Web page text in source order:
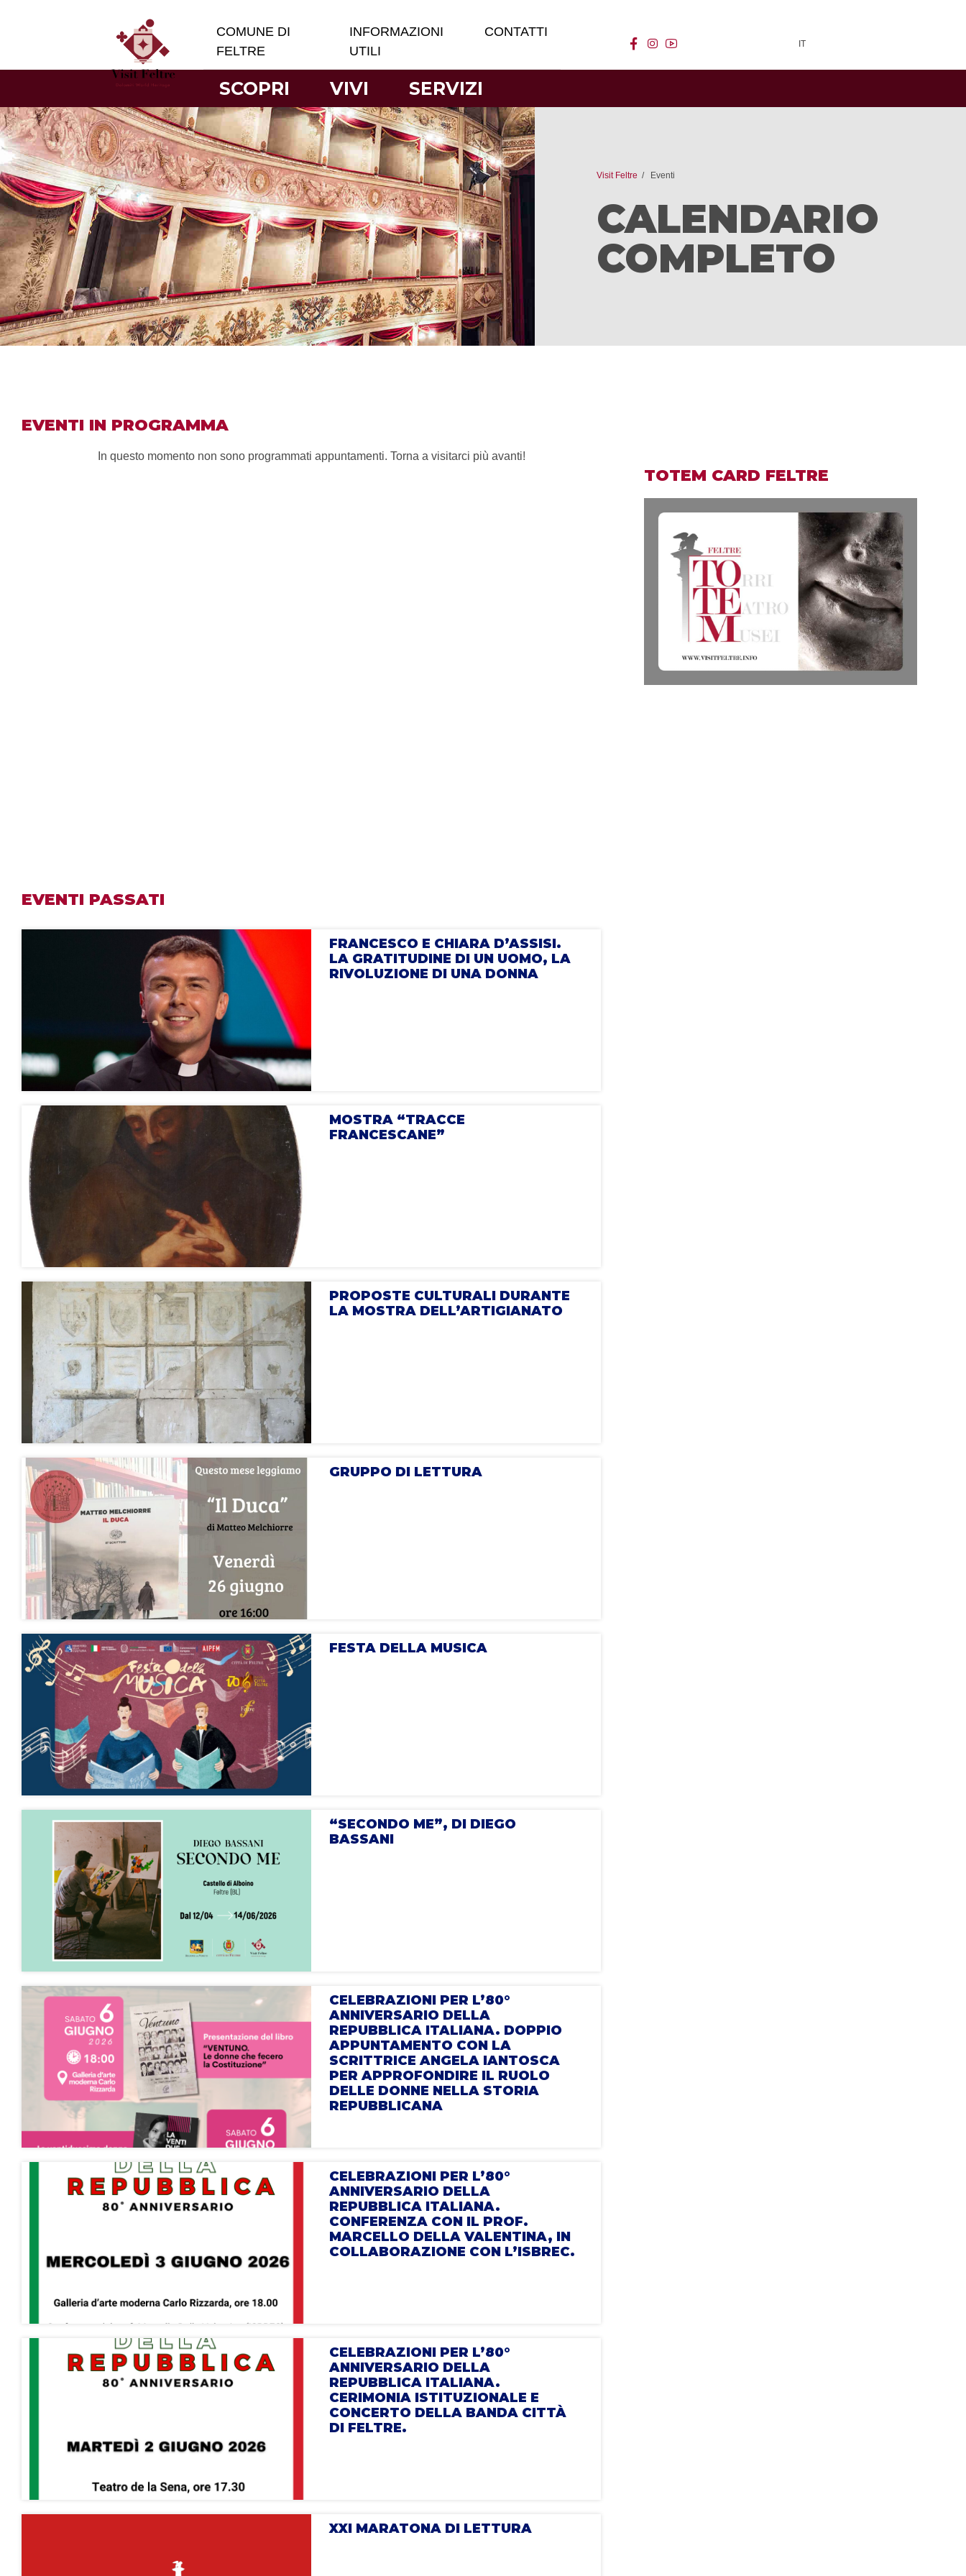
COMUNE DI
FELTRE
INFORMAZIONI
UTILI
CONTATTI
facebook
instagram IT
SCOPRI VIVI SERVIZI
Visit Feltre Eventi
CALENDARIO
COMPLETO
EVENTI IN PROGRAMMA
In questo momento non sono programmati appuntamenti. Torna a visitarci più avanti!
TOTEM CARD FELTRE
EVENTI PASSATI
FRANCESCO E CHIARA D’ASSISI.
LA GRATITUDINE DI UN UOMO, LA
RIVOLUZIONE DI UNA DONNA
MOSTRA “TRACCE
FRANCESCANE”
PROPOSTE CULTURALI DURANTE
LA MOSTRA DELL’ARTIGIANATO
GRUPPO DI LETTURA
FESTA DELLA MUSICA
“SECONDO ME”, DI DIEGO
BASSANI
CELEBRAZIONI PER L’80°
ANNIVERSARIO DELLA
REPUBBLICA ITALIANA. DOPPIO
APPUNTAMENTO CON LA
SCRITTRICE ANGELA IANTOSCA
PER APPROFONDIRE IL RUOLO
DELLE DONNE NELLA STORIA
REPUBBLICANA
CELEBRAZIONI PER L’80°
ANNIVERSARIO DELLA
REPUBBLICA ITALIANA.
CONFERENZA CON IL PROF.
MARCELLO DELLA VALENTINA, IN
COLLABORAZIONE CON L’ISBREC.
CELEBRAZIONI PER L’80°
ANNIVERSARIO DELLA
REPUBBLICA ITALIANA.
CERIMONIA ISTITUZIONALE E
CONCERTO DELLA BANDA CITTÀ
DI FELTRE.
XXI MARATONA DI LETTURA